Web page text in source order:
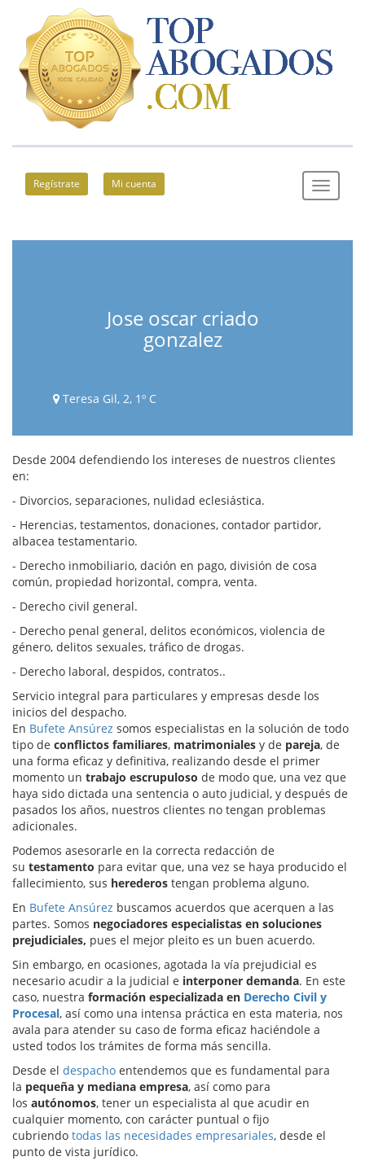
Regístrate Mi cuenta
Jose oscar criado
gonzalez
Teresa Gil, 2, 1º C
Desde 2004 defendiendo los intereses de nuestros clientes
en:
- Divorcios, separaciones, nulidad eclesiástica.
- Herencias, testamentos, donaciones, contador partidor,
albacea testamentario.
- Derecho inmobiliario, dación en pago, división de cosa
común, propiedad horizontal, compra, venta.
- Derecho civil general.
- Derecho penal general, delitos económicos, violencia de
género, delitos sexuales, tráfico de drogas.
- Derecho laboral, despidos, contratos..
Servicio integral para particulares y empresas desde los
inicios del despacho.
En Bufete Ansúrez somos especialistas en la solución de todo
tipo de conflictos familiares, matrimoniales y de pareja, de
una forma eficaz y definitiva, realizando desde el primer
momento un trabajo escrupuloso de modo que, una vez que
haya sido dictada una sentencia o auto judicial, y después de
pasados los años, nuestros clientes no tengan problemas
adicionales.
Podemos asesorarle en la correcta redacción de
su testamento para evitar que, una vez se haya producido el
fallecimiento, sus herederos tengan problema alguno.
En Bufete Ansúrez buscamos acuerdos que acerquen a las
partes. Somos negociadores especialistas en soluciones
prejudiciales, pues el mejor pleito es un buen acuerdo.
Sin embargo, en ocasiones, agotada la vía prejudicial es
necesario acudir a la judicial e interponer demanda. En este
caso, nuestra formación especializada en Derecho Civil y
Procesal, así como una intensa práctica en esta materia, nos
avala para atender su caso de forma eficaz haciéndole a
usted todos los trámites de forma más sencilla.
Desde el despacho entendemos que es fundamental para
la pequeña y mediana empresa, así como para
los autónomos, tener un especialista al que acudir en
cualquier momento, con carácter puntual o fijo
cubriendo todas las necesidades empresariales, desde el
punto de vista jurídico.